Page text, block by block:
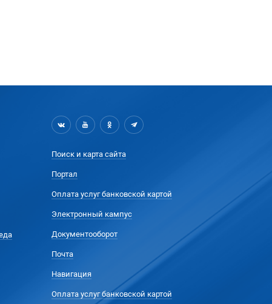
Поиск и карта сайта
Портал
Оплата услуг банковской картой
Электронный кампус
Документооборот
Почта
Навигация
Оплата услуг банковской картой